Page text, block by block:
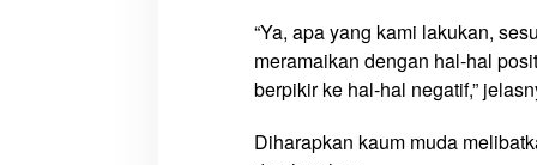
m
l
a
T
“Ya, apa yang kami lakukan,
meramaikan dengan hal-hal
berpikir ke hal-hal negatif,”
Diharapkan kaum muda